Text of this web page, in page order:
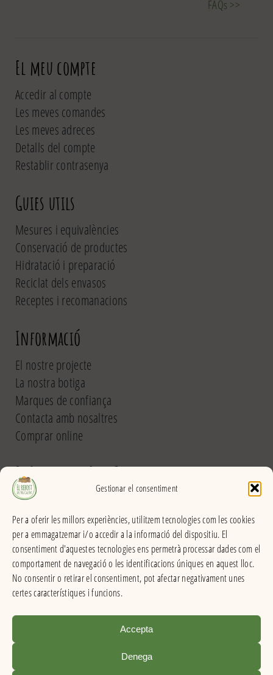
Gestionar el consentiment
Per a oferir les millors experiències, utilitzem tecnologies com les cookies
per a emmagatzemar i/o accedir a la informació del dispositiu. El
consentiment d'aquestes tecnologies ens permetrà processar dades com el
comportament de navegació o les identificacions úniques en aquest lloc.
No consentir o retirar el consentiment, pot afectar negativament unes
certes característiques i funcions.
Accepta
Denega
FAQs >>
El meu compte
Accedir al compte
Les meves comandes
Les meves adreces
Detalls del compte
Restablir contrasenya
Guies utils
Mesures i equivalències
Conservació de productes
Hidratació i preparació
Reciclat dels envasos
Receptes i recomanacions
Informació
El nostre projecte
La nostra botiga
Marques de confiança
Contacta amb nosaltres
Comprar online
El Rebost del Pou Calent
Carrer dels Banys, 31 (La Garriga) >>
Horari
De dilluns a divendres
Matins: 9h – 13:30h
Tardes: 16:30h – 20h
Dissabes: 9h – 13:30h
El Rebost del Pou Calent . Productes a granel